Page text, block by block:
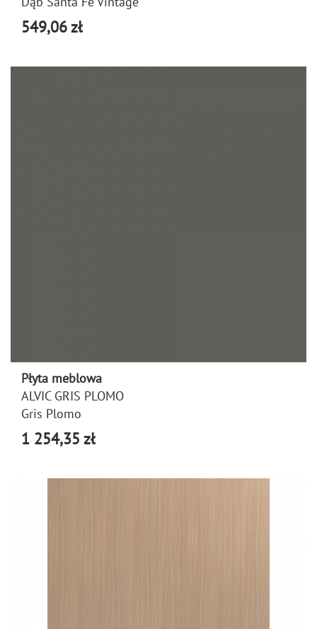
549,06 zł
Płyta meblowa
ALVIC GRIS PLOMO
Gris Plomo
1 254,35 zł